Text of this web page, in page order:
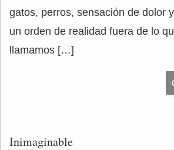
gatos, perros, sensación de dolor
un orden de realidad fuera de lo
llamamos […]
Inimaginable